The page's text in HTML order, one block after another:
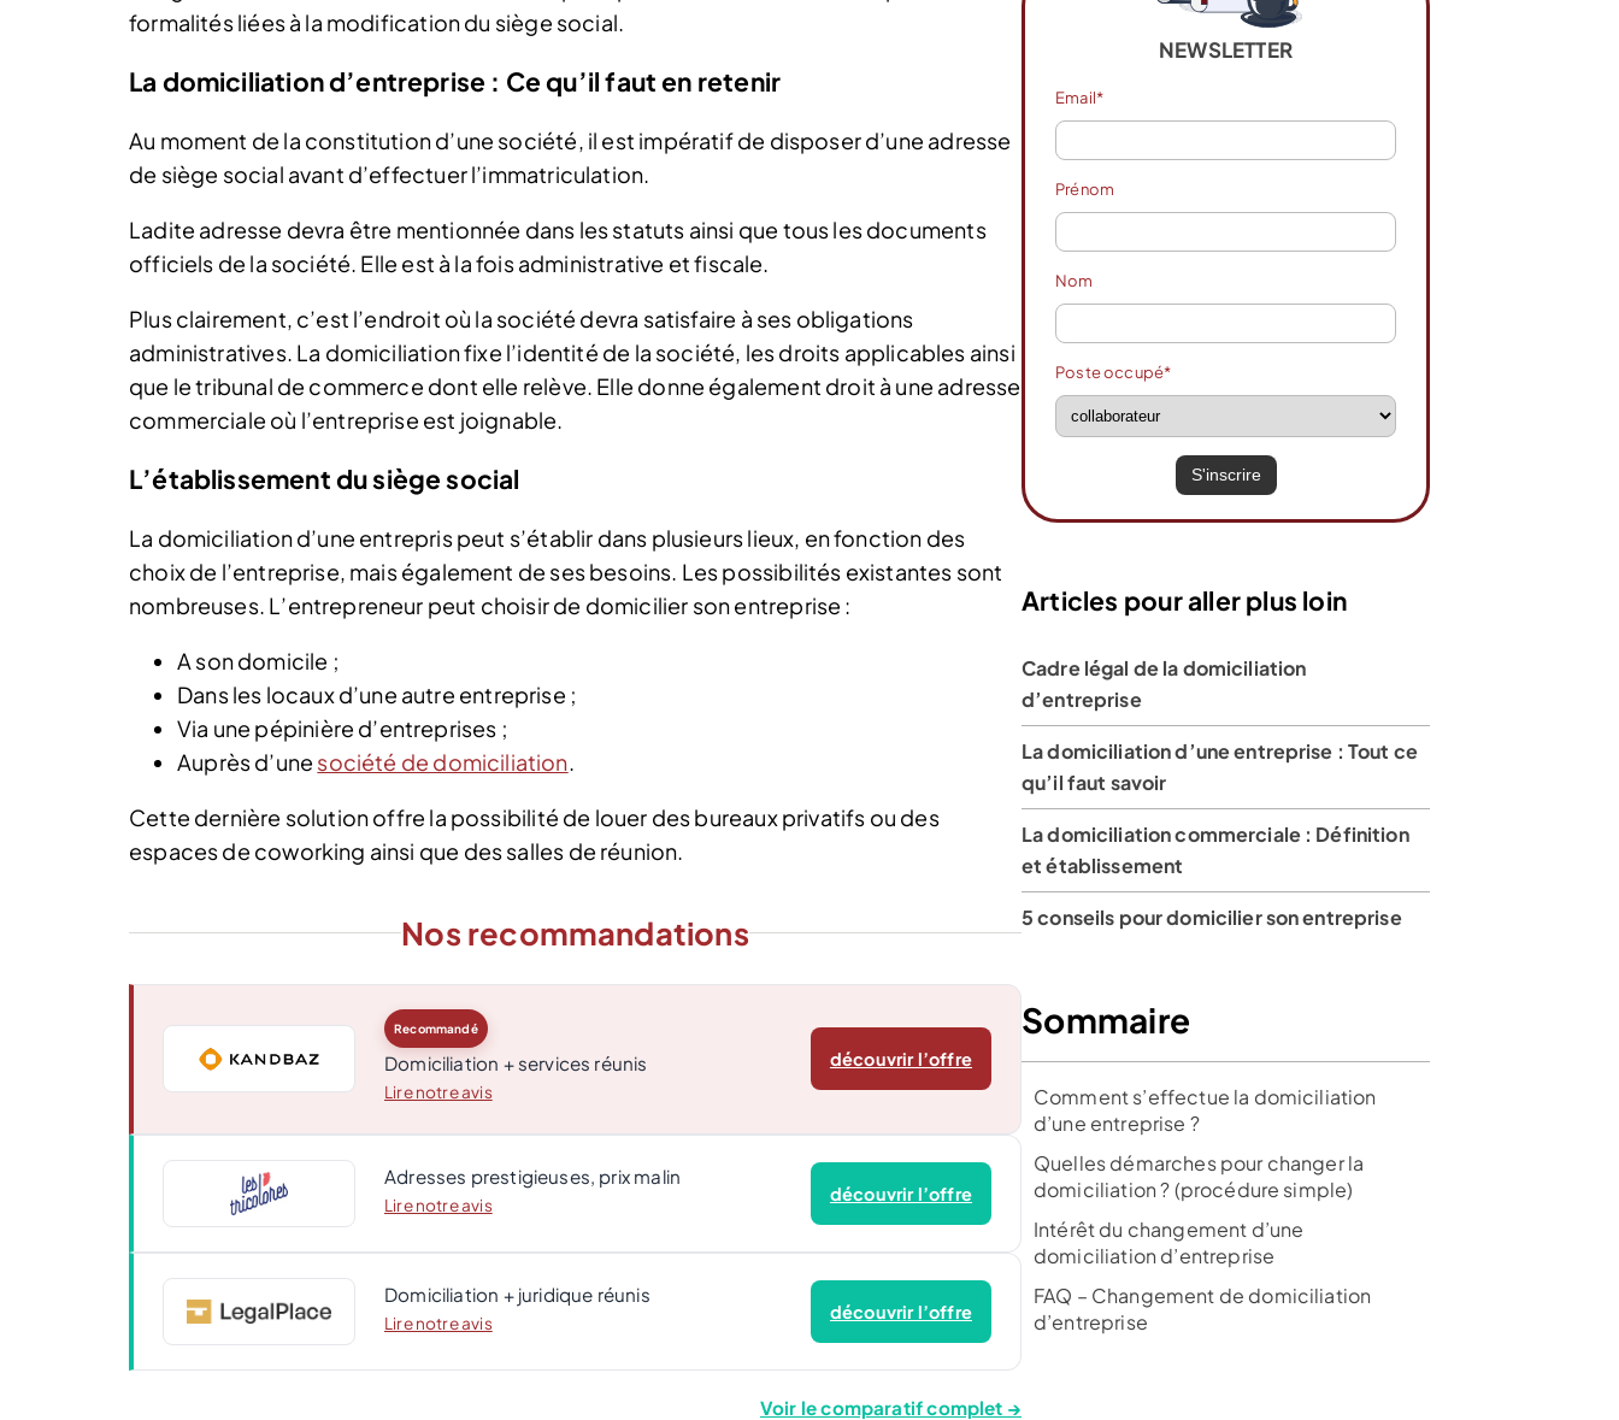
formalités liées à la modification du siège social.
La domiciliation d’entreprise : Ce qu’il faut en retenir
Au moment de la constitution d’une société, il est impératif de disposer d’une adresse
de siège social avant d’effectuer l’immatriculation.
Ladite adresse devra être mentionnée dans les statuts ainsi que tous les documents
officiels de la société. Elle est à la fois administrative et fiscale.
Plus clairement, c’est l’endroit où la société devra satisfaire à ses obligations
administratives. La domiciliation fixe l’identité de la société, les droits applicables ainsi
que le tribunal de commerce dont elle relève. Elle donne également droit à une adresse
commerciale où l’entreprise est joignable.
L’établissement du siège social
La domiciliation d’une entrepris peut s’établir dans plusieurs lieux, en fonction des
choix de l’entreprise, mais également de ses besoins. Les possibilités existantes sont
nombreuses. L’entrepreneur peut choisir de domicilier son entreprise :
A son domicile ;
Dans les locaux d’une autre entreprise ;
Via une pépinière d’entreprises ;
Auprès d’une société de domiciliation.
Cette dernière solution offre la possibilité de louer des bureaux privatifs ou des
espaces de coworking ainsi que des salles de réunion.
Nos recommandations
Recommandé
Domiciliation + services réunis
Lire notre avis
découvrir l’offre
Adresses prestigieuses, prix malin
Lire notre avis
découvrir l’offre
Domiciliation + juridique réunis
Lire notre avis
découvrir l’offre
Voir le comparatif complet →
NEWSLETTER
Email*
Prénom
Nom
Poste occupé*
Articles pour aller plus loin
Cadre légal de la domiciliation
d’entreprise
La domiciliation d’une entreprise : Tout ce
qu’il faut savoir
La domiciliation commerciale : Définition
et établissement
5 conseils pour domicilier son entreprise
Sommaire
Comment s’effectue la domiciliation
d’une entreprise ?
Quelles démarches pour changer la
domiciliation ? (procédure simple)
Intérêt du changement d’une
domiciliation d’entreprise
FAQ – Changement de domiciliation
d’entreprise